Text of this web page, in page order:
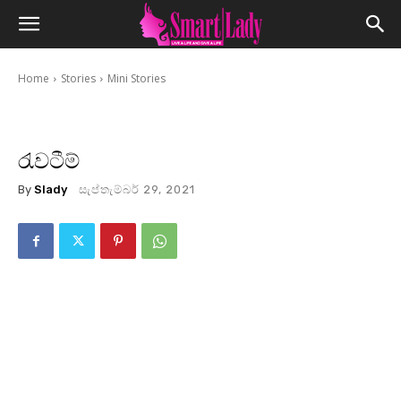
Home Stories Mini Stories
රැවටීම්
By Slady සැප්තැම්බර් 29, 2021